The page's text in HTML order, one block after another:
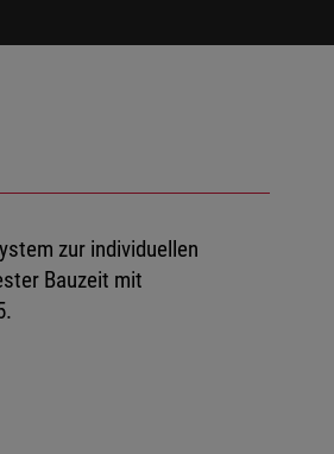
zur individuellen
Bauzeit mit